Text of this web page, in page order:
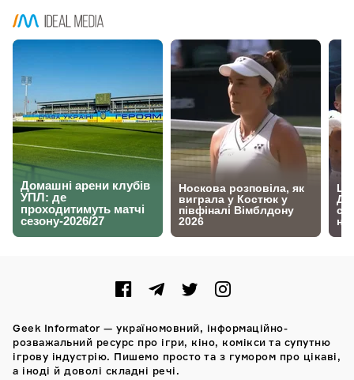
Geek Informator — україномовний, інформаційно-
розважальний ресурс про ігри, кіно, комікси та супутню
ігрову індустрію. Пишемо просто та з гумором про цікаві,
а іноді й доволі складні речі.